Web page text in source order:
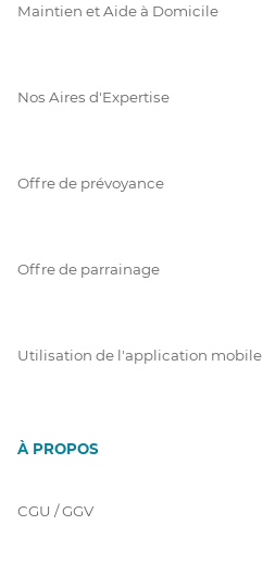
Maintien et Aide à Domicile
Nos Aires d'Expertise
Offre de prévoyance
Offre de parrainage
Utilisation de l'application mobile
À PROPOS
CGU / GGV